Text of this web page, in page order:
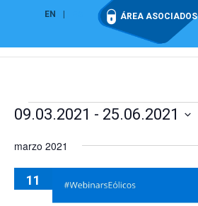
EN ÁREA ASOCIADOS
Eventos
09.03.2021 - 25.06.2021
fecha.
marzo 2021
11